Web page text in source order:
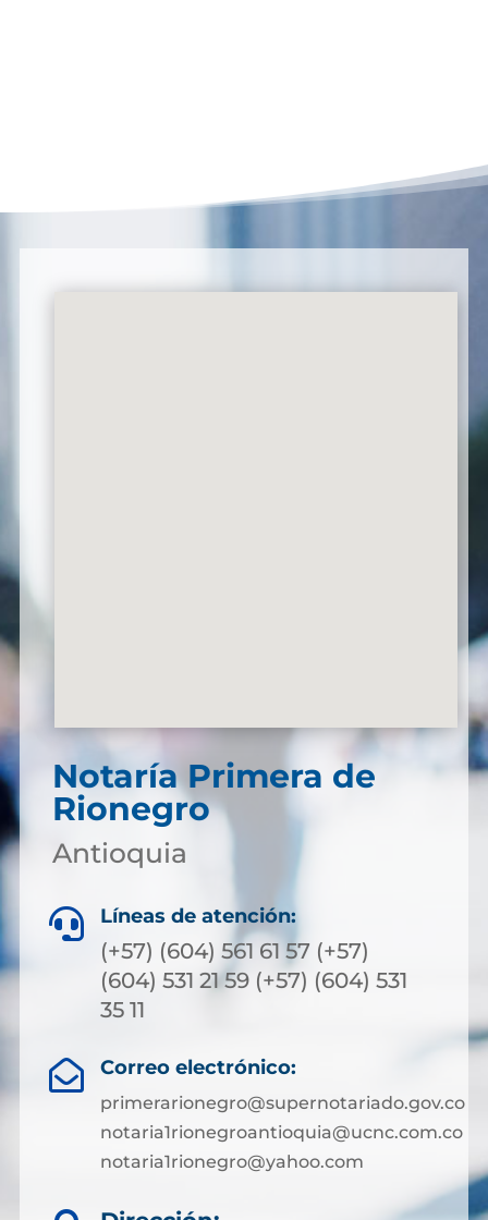
Notaría Primera de
Rionegro
Antioquia
 Líneas de atención:
(+57) (604) 561 61 57 (+57)
(604) 531 21 59 (+57) (604) 531
35 11
 Correo electrónico:
primerarionegro@supernotariado.gov.co
notaria1rionegroantioquia@ucnc.com.co
notaria1rionegro@yahoo.com